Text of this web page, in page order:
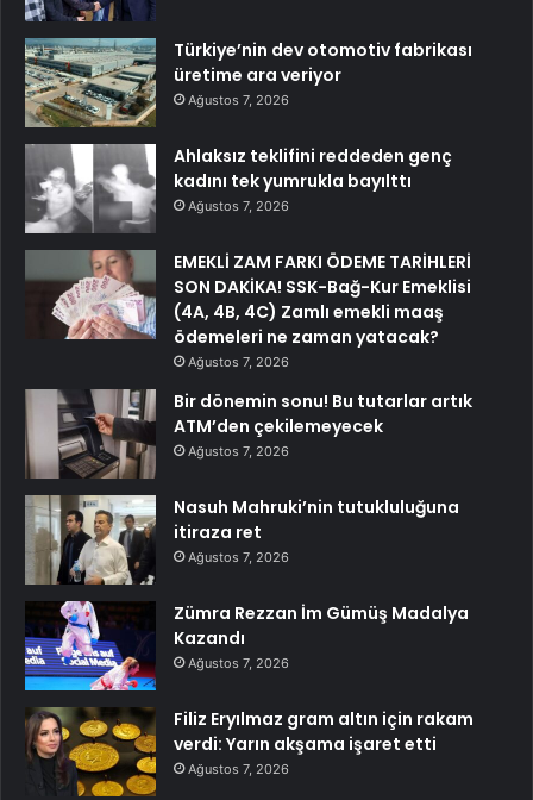
Türkiye’nin dev otomotiv fabrikası
üretime ara veriyor
Ağustos 7, 2026
Ahlaksız teklifini reddeden genç
kadını tek yumrukla bayılttı
Ağustos 7, 2026
EMEKLİ ZAM FARKI ÖDEME TARİHLERİ
SON DAKİKA! SSK-Bağ-Kur Emeklisi
(4A, 4B, 4C) Zamlı emekli maaş
ödemeleri ne zaman yatacak?
Ağustos 7, 2026
Bir dönemin sonu! Bu tutarlar artık
ATM’den çekilemeyecek
Ağustos 7, 2026
Nasuh Mahruki’nin tutukluluğuna
itiraza ret
Ağustos 7, 2026
Zümra Rezzan İm Gümüş Madalya
Kazandı
Ağustos 7, 2026
Filiz Eryılmaz gram altın için rakam
verdi: Yarın akşama işaret etti
Ağustos 7, 2026